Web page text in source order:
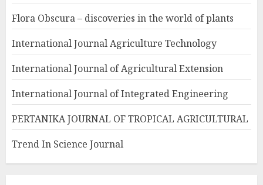
Flora Obscura – discoveries in the world of plants
International Journal Agriculture Technology
International Journal of Agricultural Extension
International Journal of Integrated Engineering
PERTANIKA JOURNAL OF TROPICAL AGRICULTURAL
Trend In Science Journal